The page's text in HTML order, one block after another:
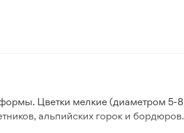
Цветки мелкие (диаметром 5-8
альпийских горок и бордюров.